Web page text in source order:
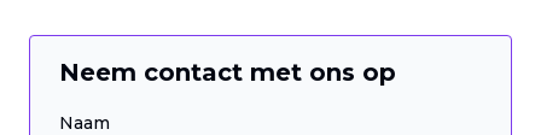
Neem contact met ons op
Naam